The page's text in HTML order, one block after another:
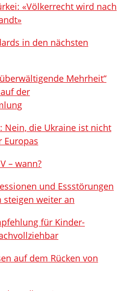
«Völkerrecht wird nach
in den nächsten
Mehrheit“
der
Nein, die Ukraine ist nicht
Europas
– wann?
und Essstörungen
steigen weiter an
für Kinder-
auf dem Rücken von